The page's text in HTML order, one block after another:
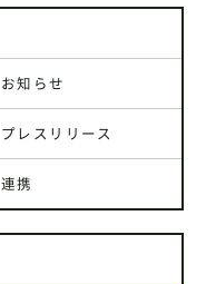
お知らせ
プレスリリース
連携